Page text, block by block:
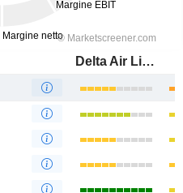
Delta Air Lines, Inc.